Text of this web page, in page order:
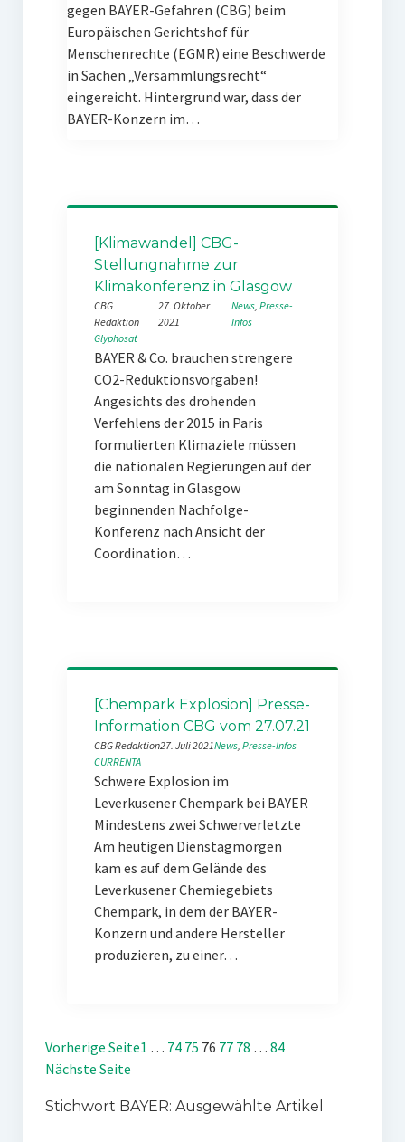
gegen BAYER-Gefahren (CBG) beim
Europäischen Gerichtshof für
Menschenrechte (EGMR) eine Beschwerde
in Sachen „Versammlungsrecht“
eingereicht. Hintergrund war, dass der
BAYER-Konzern im…
[Klimawandel] CBG-
Stellungnahme zur
Klimakonferenz in Glasgow
CBG
Redaktion
27. Oktober
2021
News, Presse-
Infos
Glyphosat
BAYER & Co. brauchen strengere
CO2-Reduktionsvorgaben!
Angesichts des drohenden
Verfehlens der 2015 in Paris
formulierten Klimaziele müssen
die nationalen Regierungen auf der
am Sonntag in Glasgow
beginnenden Nachfolge-
Konferenz nach Ansicht der
Coordination…
[Chempark Explosion] Presse-
Information CBG vom 27.07.21
CBG Redaktion27. Juli 2021News, Presse-Infos
CURRENTA
Schwere Explosion im
Leverkusener Chempark bei BAYER
Mindestens zwei Schwerverletzte
Am heutigen Dienstagmorgen
kam es auf dem Gelände des
Leverkusener Chemiegebiets
Chempark, in dem der BAYER-
Konzern und andere Hersteller
produzieren, zu einer…
Vorherige Seite1 … 74 75 76 77 78 … 84
Nächste Seite
Stichwort BAYER: Ausgewählte Artikel